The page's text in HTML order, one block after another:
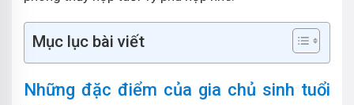
Mục lục bài viết
Những đặc điểm của gia chủ sinh tuổi